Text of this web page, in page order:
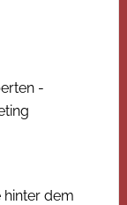
hinter dem